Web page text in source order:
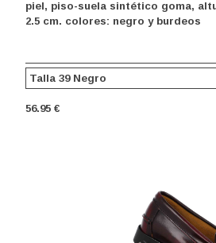
piel, piso-suela sintético goma,
2.5 cm. colores: negro y burdeos
56.95 €